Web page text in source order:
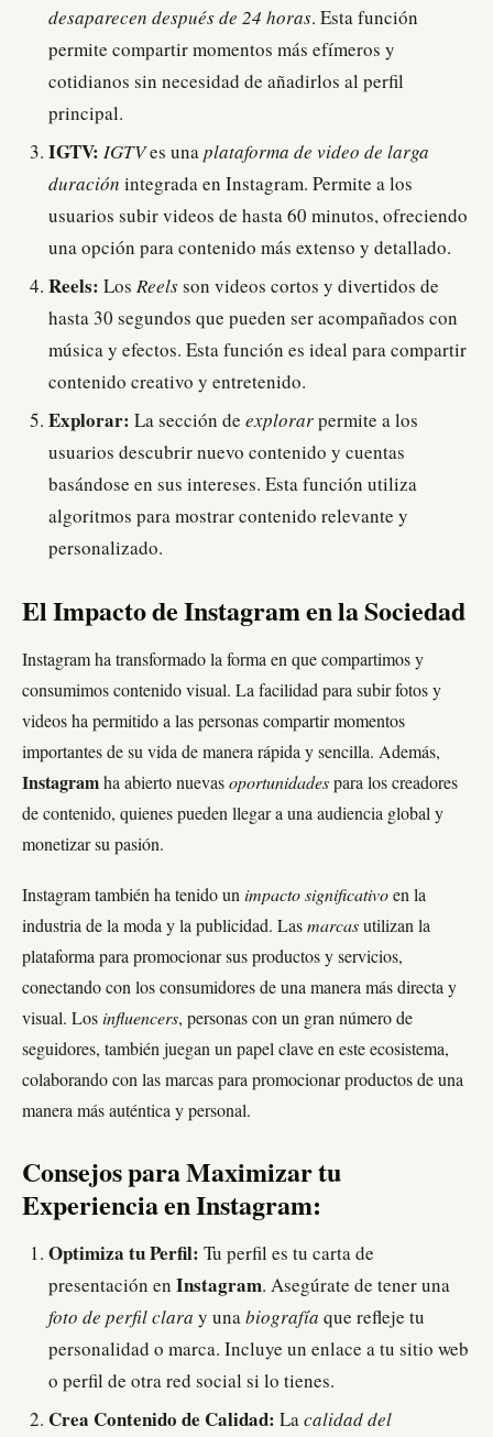
desaparecen después de 24 horas. Esta función
permite compartir momentos más efímeros y
cotidianos sin necesidad de añadirlos al perfil
principal.
IGTV: IGTV es una plataforma de video de larga
duración integrada en Instagram. Permite a los
usuarios subir videos de hasta 60 minutos, ofreciendo
una opción para contenido más extenso y detallado.
Reels: Los Reels son videos cortos y divertidos de
hasta 30 segundos que pueden ser acompañados con
música y efectos. Esta función es ideal para compartir
contenido creativo y entretenido.
Explorar: La sección de explorar permite a los
usuarios descubrir nuevo contenido y cuentas
basándose en sus intereses. Esta función utiliza
algoritmos para mostrar contenido relevante y
personalizado.
El Impacto de Instagram en la Sociedad
Instagram ha transformado la forma en que compartimos y
consumimos contenido visual. La facilidad para subir fotos y
videos ha permitido a las personas compartir momentos
importantes de su vida de manera rápida y sencilla. Además,
Instagram ha abierto nuevas oportunidades para los creadores
de contenido, quienes pueden llegar a una audiencia global y
monetizar su pasión.
Instagram también ha tenido un impacto significativo en la
industria de la moda y la publicidad. Las marcas utilizan la
plataforma para promocionar sus productos y servicios,
conectando con los consumidores de una manera más directa y
visual. Los influencers, personas con un gran número de
seguidores, también juegan un papel clave en este ecosistema,
colaborando con las marcas para promocionar productos de una
manera más auténtica y personal.
Consejos para Maximizar tu
Experiencia en Instagram:
Optimiza tu Perfil: Tu perfil es tu carta de
presentación en Instagram. Asegúrate de tener una
foto de perfil clara y una biografía que refleje tu
personalidad o marca. Incluye un enlace a tu sitio web
o perfil de otra red social si lo tienes.
Crea Contenido de Calidad: La calidad del